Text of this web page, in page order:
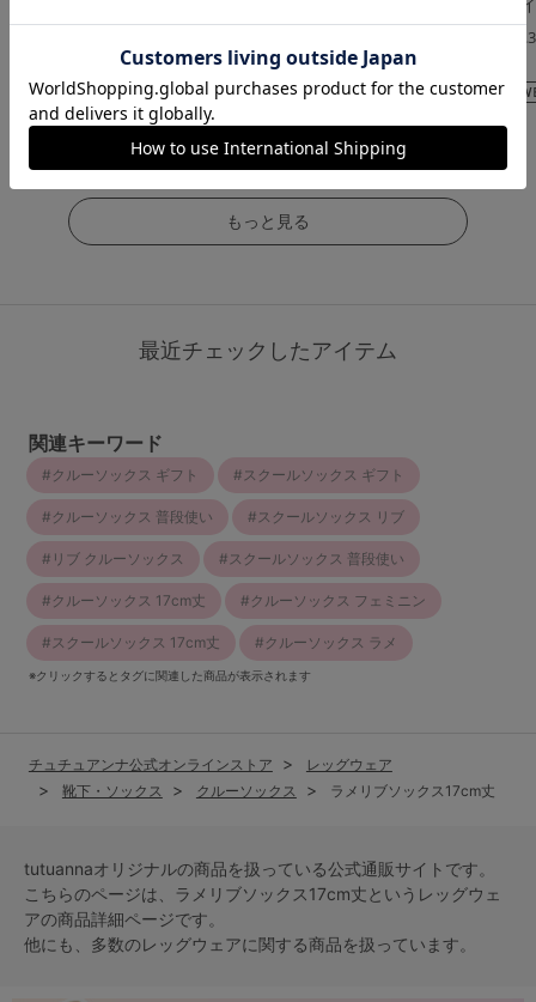
￥473 (税込)
伝線しにくいストッキ
ング
4.5
￥649 (税込)
ング(大きいサ
4.3
（13件）
￥1,210 (税込)
もっと見る
最近チェックしたアイテム
関連キーワード
クルーソックス ギフト スクールソックス ギフト
クルーソックス 普段使い スクールソックス リブ
リブ クルーソックス スクールソックス 普段使い
クルーソックス 17cm丈 クルーソックス フェミニン
スクールソックス 17cm丈 クルーソックス ラメ
※クリックするとタグに関連した商品が表示されます
チュチュアンナ公式オンラインストア
レッグウェア
靴下・ソックス
クルーソックス ラメリブソックス17cm丈
tutuannaオリジナルの商品を扱っている公式通販サイトです。
こちらのページは、ラメリブソックス17cm丈という レッグウェ
アの商品詳細ページです。
他にも、多数のレッグウェアに関する商品を扱っています。